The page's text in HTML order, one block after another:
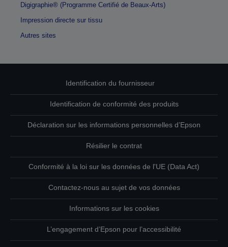
Digigraphie® (Programme Certifié de Beaux-Arts)
Impression directe sur tissu
Autres sites
Identification du fournisseur
Identification de conformité des produits
Déclaration sur les informations personnelles d’Epson
Résilier le contrat
Conformité à la loi sur les données de l'UE (Data Act)
Contactez-nous au sujet de vos données
Informations sur les cookies
L’engagement d’Epson pour l’accessibilité